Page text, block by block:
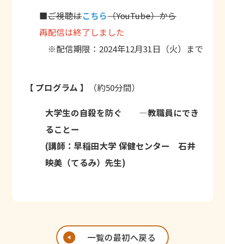
■ご視聴はこちら（YouTube）から
再配信は終了しました
※配信期限： 2024年12月31日（火）まで
【 プログラム 】 （約50分間）
大学生の自殺を防ぐ ―教職員にでき
ることー
(講師：早稲田大学 保健センター 石井
映美（てるみ）先生)
一覧の最初へ戻る